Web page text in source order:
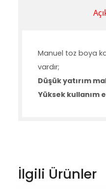
Manuel toz boya
vardır;
Düşük yatırım
Yüksek kullanım
İlgili Ürünler